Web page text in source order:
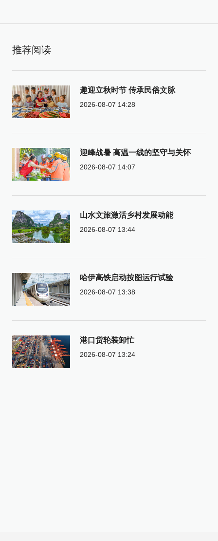
推荐阅读
趣迎立秋时节 传承民俗文脉
2026-08-07 14:28
迎峰战暑 高温一线的坚守与关怀
2026-08-07 14:07
山水文旅激活乡村发展动能
2026-08-07 13:44
哈伊高铁启动按图运行试验
2026-08-07 13:38
港口货轮装卸忙
2026-08-07 13:24